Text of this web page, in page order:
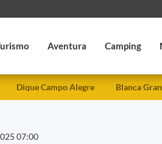
Aventura Camping
Dique Campo Alegre Blanca
07:00